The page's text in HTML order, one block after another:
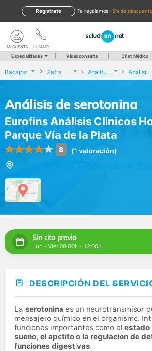
te regalamos -5% de descuento
Regístrate
LLAMAR
MI CUENTA
Especialidades Videoconsulta Chat Médico
Badajoz Zafra Analíticas y Genética Análisis de serotonina
Análisis de serotonina
Eurofins Análisis Clínicos
Parque Vía de la Plata
8 (1 valoración)
Carretera de los Santos, 0,
Sin cita previa
Lun - Vie: 08:00h - 12:00h
DESCRIPCIÓN DEL
La serotonina es un neurotransmisor
mensajero químico en el organismo.
funciones importantes como el estado
sueño, el apetito o la regulación de
funciones digestivas.